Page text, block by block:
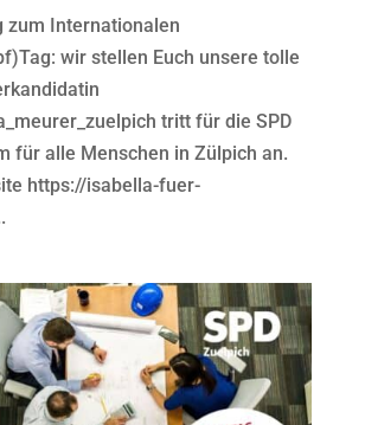
zum Internationalen
wir stellen Euch unsere tolle
tritt für die SPD
für alle Menschen in Zülpich an.
https://isabella-fuer-